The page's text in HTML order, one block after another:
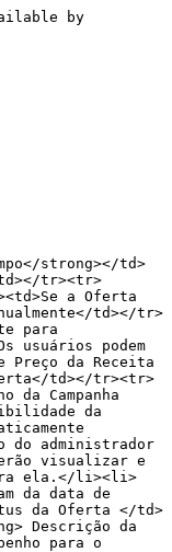
by
strong></td>
td></tr><tr>
a Oferta
td></tr>
para
usuários podem
Preço da Receita
td></tr><tr>
Campanha
da
do administrador
visualizar e
ela.</li><li>
da data de
da Oferta </td>
Descrição da
para o